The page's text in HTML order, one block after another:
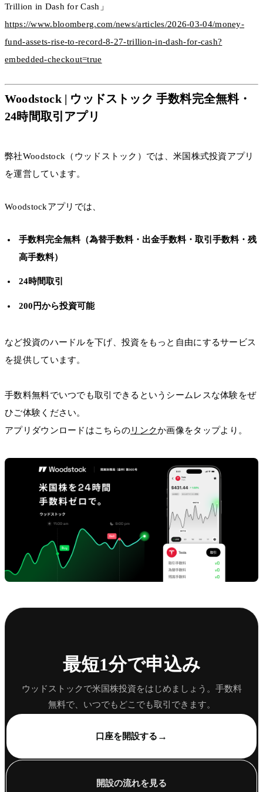
Trillion in Dash for Cash」
https://www.bloomberg.com/news/articles/2026-03-04/money-
fund-assets-rise-to-record-8-27-trillion-in-dash-for-cash?
embedded-checkout=true
Woodstock | ウッドストック 手数料完全無料・
24時間取引アプリ
弊社Woodstock（ウッドストック）では、米国株式投資アプリ
を運営しています。
Woodstockアプリでは、
手数料完全無料（為替手数料・出金手数料・取引手数料・残
高手数料）
24時間取引
200円から投資可能
など投資のハードルを下げ、投資をもっと自由にするサービス
を提供しています。
手数料無料でいつでも取引できるというシームレスな体験をぜ
ひご体験ください。
アプリダウンロードはこちらのリンクか画像をタップより。
最短1分で申込み
ウッドストックで米国株投資をはじめましょう。手数料
無料で、いつでもどこでも取引できます。
口座を開設する →
開設の流れを見る